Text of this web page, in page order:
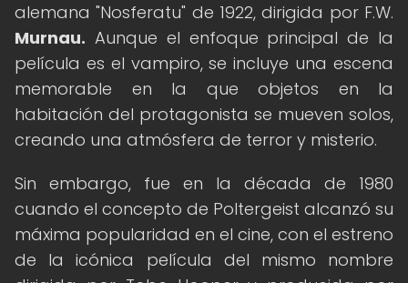
alemana "Nosferatu" de 1922, dirigida por F.W.
Murnau. Aunque el enfoque principal de la
película es el vampiro, se incluye una escena
memorable en la que objetos en la
habitación del protagonista se mueven solos,
creando una atmósfera de terror y misterio.
Sin embargo, fue en la década de 1980
cuando el concepto de Poltergeist alcanzó su
máxima popularidad en el cine, con el estreno
de la icónica película del mismo nombre